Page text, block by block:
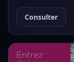
Consulter